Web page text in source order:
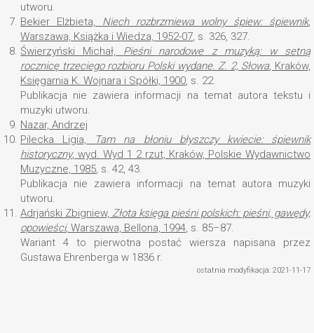
utworu.
7. Bekier Elżbieta, Niech rozbrzmiewa wolny śpiew: śpiewnik,
Warszawa, Książka i Wiedza, 1952-07, s. 326, 327.
8. Świerzyński Michał, Pieśni narodowe z muzyką: w setną
rocznicę trzeciego rozbioru Polski wydane. Z. 2, Słowa, Kraków,
Księgarnia K. Wojnara i Spółki, 1900, s. 22.
Publikacja nie zawiera informacji na temat autora tekstu i
muzyki utworu.
9. Nazar, Andrzej
10. Pilecka Ligia,
Tam na błoniu błyszczy kwiecie: śpiewnik
historyczny, wyd. Wyd 1 2 rzut, Kraków, Polskie Wydawnictwo
Muzyczne, 1985, s. 42, 43.
Publikacja nie zawiera informacji na temat autora muzyki
utworu.
11. Adrjański Zbigniew, Złota księga pieśni polskich: pieśni, gawędy,
opowieści, Warszawa, Bellona, 1994, s. 85–87.
Wariant 4 to pierwotna postać wiersza napisana przez
Gustawa Ehrenberga w 1836 r.
ostatnia modyfikacja: 2021-11-17